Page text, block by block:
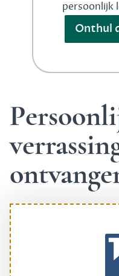
persoonlijk
Onthul